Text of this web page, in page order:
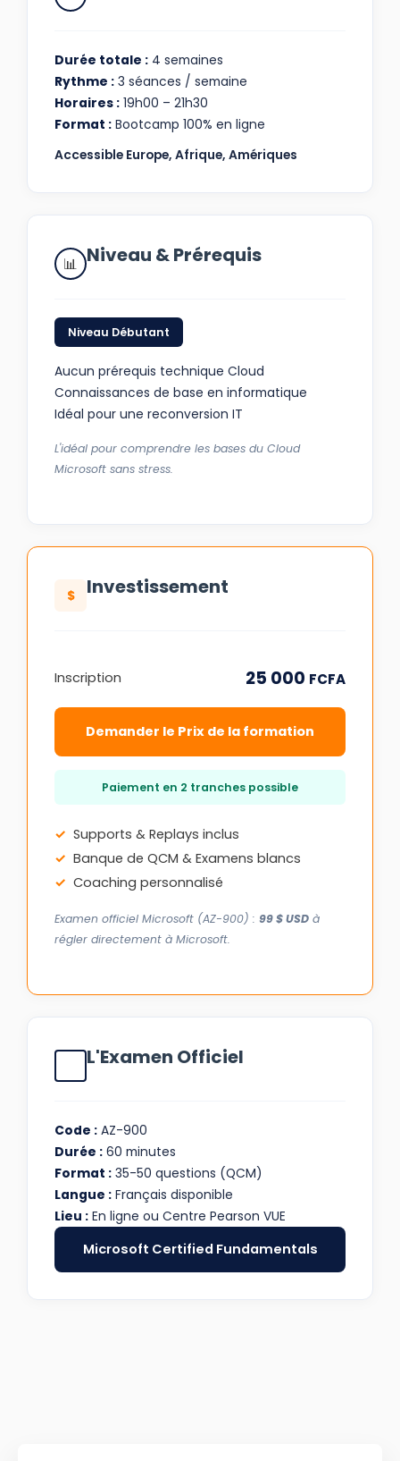
Durée totale : 4 semaines
Rythme : 3 séances / semaine
Horaires : 19h00 – 21h30
Format : Bootcamp 100% en ligne
Accessible Europe, Afrique, Amériques
Niveau & Prérequis
Niveau Débutant
Aucun prérequis technique Cloud
Connaissances de base en informatique
Idéal pour une reconversion IT
L'idéal pour comprendre les bases du Cloud
Microsoft sans stress.
Investissement
Inscription 25 000 FCFA
Demander le Prix de la formation
Paiement en 2 tranches possible
Supports & Replays inclus
Banque de QCM & Examens blancs
Coaching personnalisé
Examen officiel Microsoft (AZ-900) : 99 $ USD à
régler directement à Microsoft.
L'Examen Officiel
Code : AZ-900
Durée : 60 minutes
Format : 35-50 questions (QCM)
Langue : Français disponible
Lieu : En ligne ou Centre Pearson VUE
Microsoft Certified Fundamentals